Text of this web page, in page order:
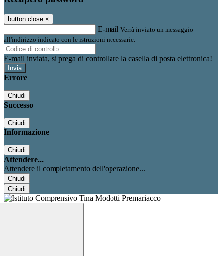
button close ×
E-mail Verrà inviato un messaggio
all'indirizzo indicato con le istruzioni necessarie.
E-mail inviata, si prega di controllare la casella di posta elettronica!
Errore
Chiudi
Successo
Chiudi
Informazione
Chiudi
Attendere...
Attendere il completamento dell'operazione...
Chiudi
Chiudi